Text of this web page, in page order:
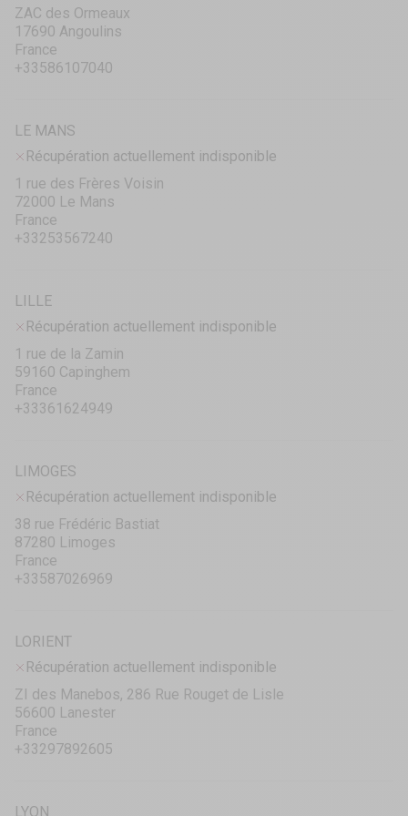
ZAC des Ormeaux
17690 Angoulins
France
+33586107040
LE MANS
Récupération actuellement indisponible
1 rue des Frères Voisin
72000 Le Mans
France
+33253567240
LILLE
Récupération actuellement indisponible
1 rue de la Zamin
59160 Capinghem
France
+33361624949
LIMOGES
Récupération actuellement indisponible
38 rue Frédéric Bastiat
87280 Limoges
France
+33587026969
LORIENT
Récupération actuellement indisponible
ZI des Manebos, 286 Rue Rouget de Lisle
56600 Lanester
France
+33297892605
LYON